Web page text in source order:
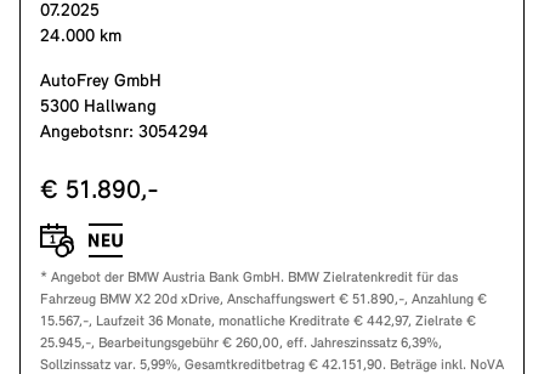
07.2025
24.000 km
AutoFrey GmbH
5300 Hallwang
Angebotsnr: 3054294
€ 51.890,-
* Angebot der BMW Austria Bank GmbH. BMW Zielratenkredit für das
Fahrzeug BMW X2 20d xDrive, Anschaffungswert € 51.890,-, Anzahlung €
15.567,-, Laufzeit 36 Monate, monatliche Kreditrate € 442,97, Zielrate €
25.945,-, Bearbeitungsgebühr € 260,00, eff. Jahreszinssatz 6,39%,
Sollzinssatz var. 5,99%, Gesamtkreditbetrag € 42.151,90. Beträge inkl. NoVA